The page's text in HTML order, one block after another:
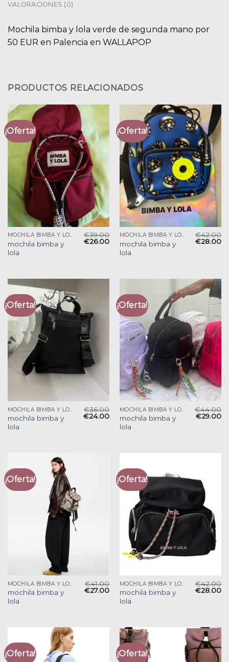
VALORACIONES (0)
Mochila bimba y lola verde de segunda mano por
50 EUR en Palencia en WALLAPOP
PRODUCTOS RELACIONADOS
¡Oferta!
MOCHILA BIMBA Y LOLA
mochila bimba y
lola
€39.00
€26.00
¡Oferta!
MOCHILA BIMBA Y LOLA
mochila bimba y
lola
€42.00
€28.00
¡Oferta!
mochila bimba y
lola
€36.00
€24.00
¡Oferta!
mochila bimba y
lola
€44.00
€29.00
¡Oferta!
MOCHILA BIMBA Y LOLA
mochila bimba y
lola
€41.00
€27.00
¡Oferta!
MOCHILA BIMBA Y LOLA
mochila bimba y
lola
€42.00
€28.00
¡Oferta! ¡Oferta!